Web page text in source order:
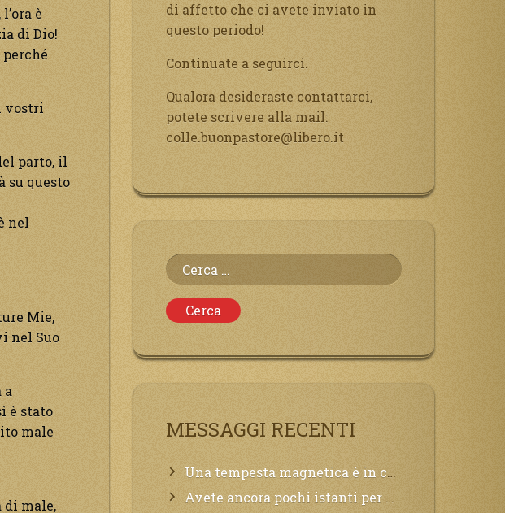
è
di Dio!
vostri
parto, il
su questo
nel
Mie,
nel Suo
a
è stato
male
di male,
di affetto che ci avete inviato in
questo periodo!
Continuate a seguirci.
Qualora desideraste contattarci,
potete scrivere alla mail:
colle.buonpastore@libero.it
Ricerca
per:
MESSAGGI RECENTI
Una tempesta magnetica è in corso, questa generazione patirà. Il black out non tarderà ad arrivare e tutta la Terra sarà oscurata.
Avete ancora pochi istanti per convertirvi, non perdete tempo, la sciagura arriverà all’improvviso e per chi non si sarà preparato saranno dolori.